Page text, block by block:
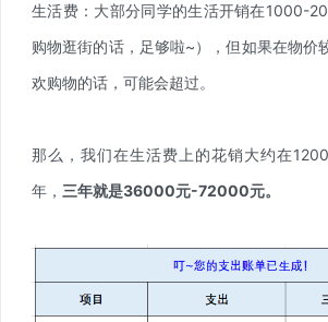
生活费：大部分同学的生活开销在1000-
购物逛街的话，足够啦~），但如果在物价
欢购物的话，可能会超过。
那么，我们在生活费上的花销大约在
年， 三年就是36000元-72000元。